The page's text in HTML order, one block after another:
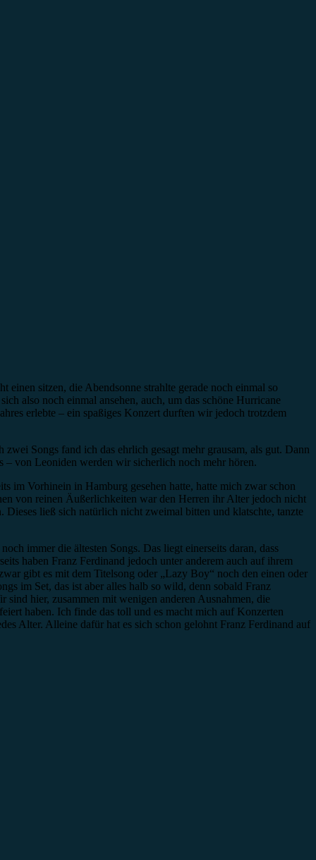
sitzen, die Abendsonne strahlte gerade noch einmal so
also noch einmal ansehen, auch, um das schöne Hurricane
erlebte – ein spaßiges Konzert durften wir jedoch trotzdem
Songs fand ich das ehrlich gesagt mehr grausam, als gut. Dann
– von Leoniden werden wir sicherlich noch mehr hören.
im Vorhinein in Hamburg gesehen hatte, hatte mich zwar schon
von reinen Äußerlichkeiten war den Herren ihr Alter jedoch nicht
ließ sich natürlich nicht zweimal bitten und klatschte, tanzte
immer die ältesten Songs. Das liegt einerseits daran, dass
haben Franz Ferdinand jedoch unter anderem auch auf ihrem
gibt es mit dem Titelsong oder „Lazy Boy“ noch den einen oder
im Set, das ist aber alles halb so wild, denn sobald Franz
hier, zusammen mit wenigen anderen Ausnahmen, die
haben. Ich finde das toll und es macht mich auf Konzerten
Alter. Alleine dafür hat es sich schon gelohnt Franz Ferdinand auf